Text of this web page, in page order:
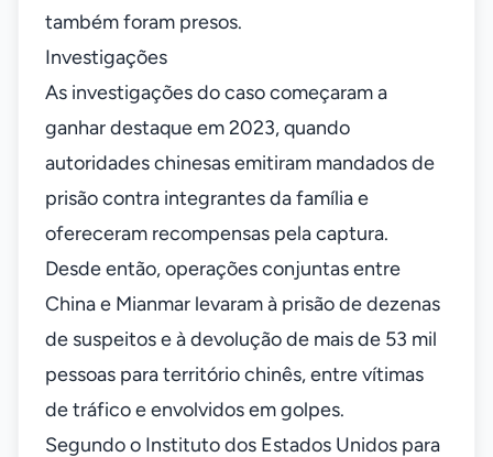
também foram presos.
Investigações
As investigações do caso começaram a
ganhar destaque em 2023, quando
autoridades chinesas emitiram mandados de
prisão contra integrantes da família e
ofereceram recompensas pela captura.
Desde então, operações conjuntas entre
China e Mianmar levaram à prisão de dezenas
de suspeitos e à devolução de mais de 53 mil
pessoas para território chinês, entre vítimas
de tráfico e envolvidos em golpes.
Segundo o Instituto dos Estados Unidos para